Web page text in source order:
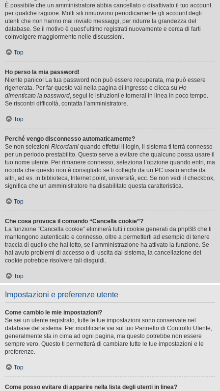
È possibile che un amministratore abbia cancellato o disattivato il tuo account
per qualche ragione. Molti siti rimuovono periodicamente gli account degli
utenti che non hanno mai inviato messaggi, per ridurre la grandezza del
database. Se il motivo è quest’ultimo registrati nuovamente e cerca di farti
coinvolgere maggiormente nelle discussioni.
Top
Ho perso la mia password!
Niente panico! La tua password non può essere recuperata, ma può essere
rigenerata. Per far questo vai nella pagina di ingresso e clicca su Ho
dimenticato la password, segui le istruzioni e tornerai in linea in poco tempo.
Se riscontri difficoltà, contatta l’amministratore.
Top
Perché vengo disconnesso automaticamente?
Se non selezioni Ricordami quando effettui il login, il sistema ti terrà connesso
per un periodo prestabilito. Questo serve a evitare che qualcuno possa usare il
tuo nome utente. Per rimanere connesso, seleziona l’opzione quando entri, ma
ricorda che questo non è consigliato se ti colleghi da un PC usato anche da
altri, ad es. in biblioteca, Internet point, università, ecc. Se non vedi il checkbox,
significa che un amministratore ha disabilitato questa caratteristica.
Top
Che cosa provoca il comando “Cancella cookie”?
La funzione “Cancella cookie” eliminerà tutti i cookie generati da phpBB che ti
mantengono autenticato e connesso, oltre a permetterti ad esempio di tenere
traccia di quello che hai letto, se l’amministrazione ha attivato la funzione. Se
hai avuto problemi di accesso o di uscita dal sistema, la cancellazione dei
cookie potrebbe risolvere tali disguidi.
Top
Impostazioni e preferenze utente
Come cambio le mie impostazioni?
Se sei un utente registrato, tutte le tue impostazioni sono conservate nel
database del sistema. Per modificarle vai sul tuo Pannello di Controllo Utente;
generalmente sta in cima ad ogni pagina, ma questo potrebbe non essere
sempre vero. Questo ti permetterà di cambiare tutte le tue impostazioni e le
preferenze.
Top
Come posso evitare di apparire nella lista degli utenti in linea?